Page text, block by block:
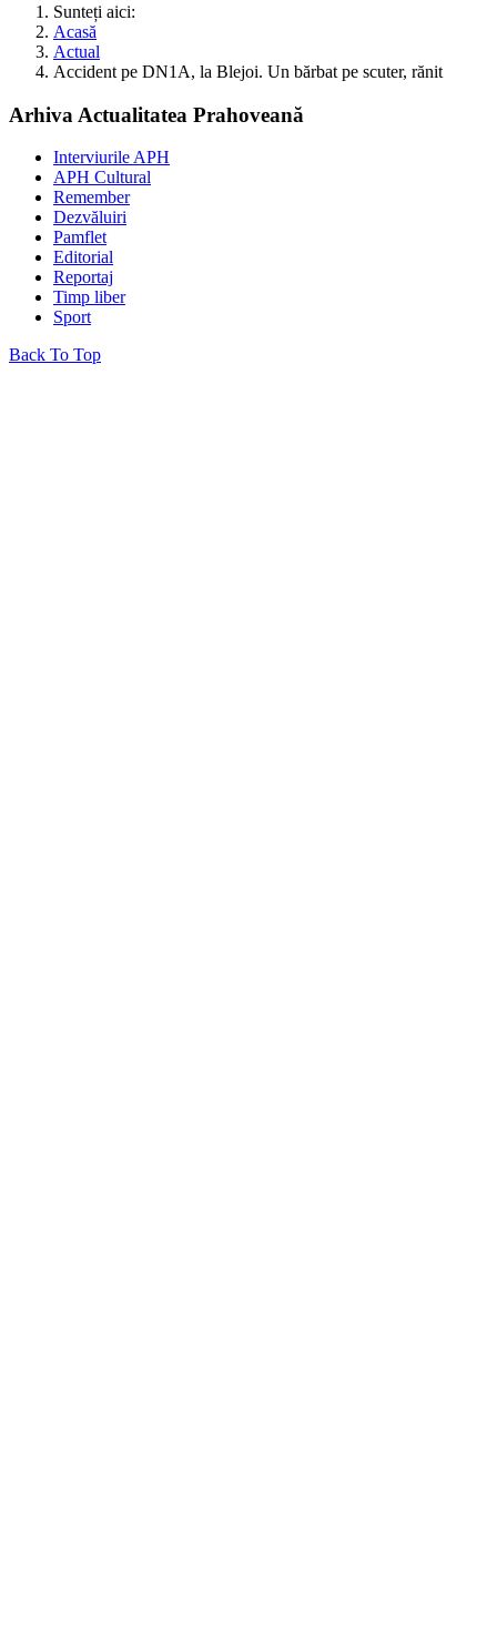
Sunteți aici:
Acasă
Actual
Accident pe DN1A, la Blejoi. Un bărbat pe scuter, rănit
Arhiva Actualitatea Prahoveană
Interviurile APH
APH Cultural
Remember
Dezvăluiri
Pamflet
Editorial
Reportaj
Timp liber
Sport
Back To Top